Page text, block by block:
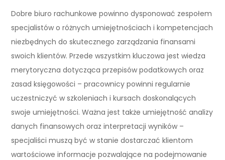
Dobre biuro rachunkowe powinno dysponować zespołem
specjalistów o różnych umiejętnościach i kompetencjach
niezbędnych do skutecznego zarządzania finansami
swoich klientów. Przede wszystkim kluczowa jest wiedza
merytoryczna dotycząca przepisów podatkowych oraz
zasad księgowości – pracownicy powinni regularnie
uczestniczyć w szkoleniach i kursach doskonalących
swoje umiejętności. Ważna jest także umiejętność analizy
danych finansowych oraz interpretacji wyników –
specjaliści muszą być w stanie dostarczać klientom
wartościowe informacje pozwalające na podejmowanie